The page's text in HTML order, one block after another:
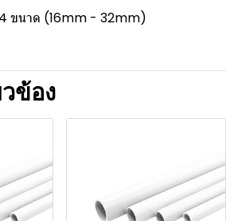
ขนาด (16mm - 32mm)
ข้อง